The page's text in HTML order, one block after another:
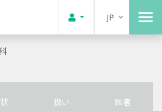
JP
扱い 医者